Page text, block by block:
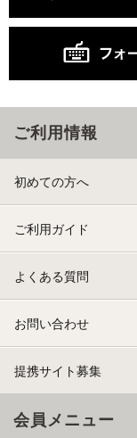
ご利用情報
初めての方へ
ご利用ガイド
よくある質問
お問い合わせ
提携サイト募集
会員メニュー